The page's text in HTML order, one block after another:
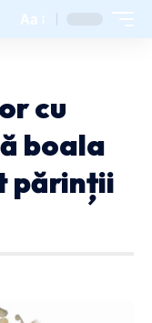
Aa
cu
boala
părinții